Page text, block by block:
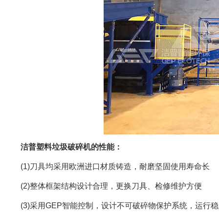
洁普塑料垃圾破碎机的性能：
(1)刀具均采用欧洲进口材质铸造，耐磨坚固使用寿命长
(2)整体框架结构设计合理，更换刀具、检修维护方便
(3)采用GEP智能控制，设计不可破碎物保护系统，运行